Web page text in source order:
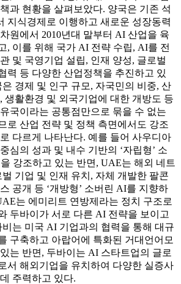
과 현황을 살펴보았다. 양국은 기존 석
지식경제로 이행하고 새로운 성장동력
원에서 2010년대 말부터 AI 산업을 육
, 이를 위해 국가 AI 전략 수립, AI를 전
및 국영기업 설립, 인재 양성, 글로벌
력 등 다양한 산업정책을 추진하고 있
경제 및 인구 규모, 자국민의 비중, 산
생활환경 및 외국기업에 대한 개방도 등
국이라는 공통점만으로 묶을 수 없는
로 산업 전략 및 정책 측면에서도 강조
다르게 나타난다. 예를 들어 사우디아
심의 성과 및 내수 기반의 ‘자립형’ 소
강조하고 있는 반면, UAE는 해외 네트
기업 및 인재 유치, 자체 개발한 팔콘
공개 등 ‘개방형’ 소버린 AI를 지향하
는 에미리트 연방제라는 정치 구조로
두바이가 서로 다른 AI 전략을 보이고
비는 미국 AI 기업과의 협력을 통해 대규
구축하고 아랍어에 특화된 거대언어모
는 반면, 두바이는 AI 스타트업의 글로
서 해외기업을 유치하여 다양한 실증사
주력하고 있다.